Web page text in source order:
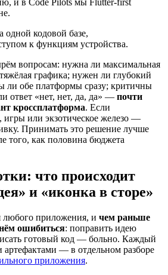
и в Code Pilots мы Flutter-first
одной кодовой базе,
к функциям устройства.
вопросам: нужна ли максимальная
графика; нужен ли глубокий
ли обе платформы сразу; критичны
ответ «нет, нет, да, да» — почти
кроссплатформа. Если
игры или экзотическое железо —
Принимать это решение лучше
того, как половина бюджета
что происходит
и «иконка в сторе»
приложения, и чем раньше
ошибиться: поправить идею
готовый код — больно. Каждый
артефактами — в отдельном разборе
приложения.